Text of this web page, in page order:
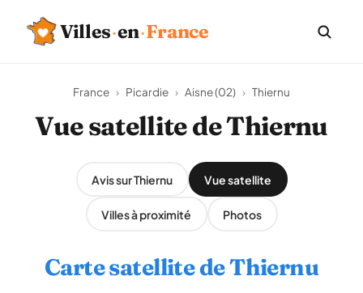
Villes·en·France
France › Picardie › Aisne (02) › Thiernu
Vue satellite de Thiernu
Avis sur Thiernu Vue satellite
Villes à proximité Photos
Carte satellite de Thiernu